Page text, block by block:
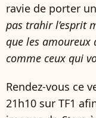
ravie de porter
pas trahir l’esprit
que les amoureux
comme ceux qui
Rendez-vous ce
21h10 sur TF1